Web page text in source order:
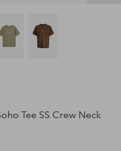
Tee SS Crew Neck